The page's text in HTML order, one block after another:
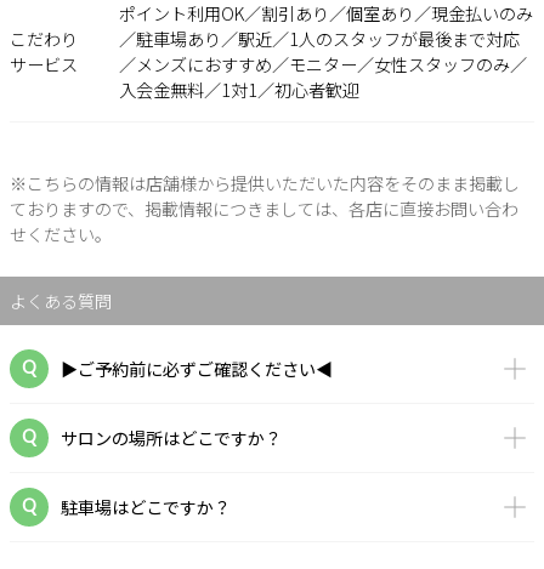
こだわり
サービス
ポイント利用OK／割引あり／個室あり／現金払いのみ
／駐車場あり／駅近／1人のスタッフが最後まで対応
／メンズにおすすめ／モニター／女性スタッフのみ／
入会金無料／1対1／初心者歓迎
※こちらの情報は店舗様から提供いただいた内容をそのまま掲載し
ておりますので、掲載情報につきましては、各店に直接お問い合わ
せください。
よくある質問
▶ご予約前に必ずご確認ください◀
サロンの場所はどこですか？
駐車場はどこですか？